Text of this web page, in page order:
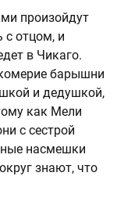
произойдут
с отцом, и
в Чикаго.
барышни
и дедушкой,
как Мели
с сестрой
насмешки
знают, что